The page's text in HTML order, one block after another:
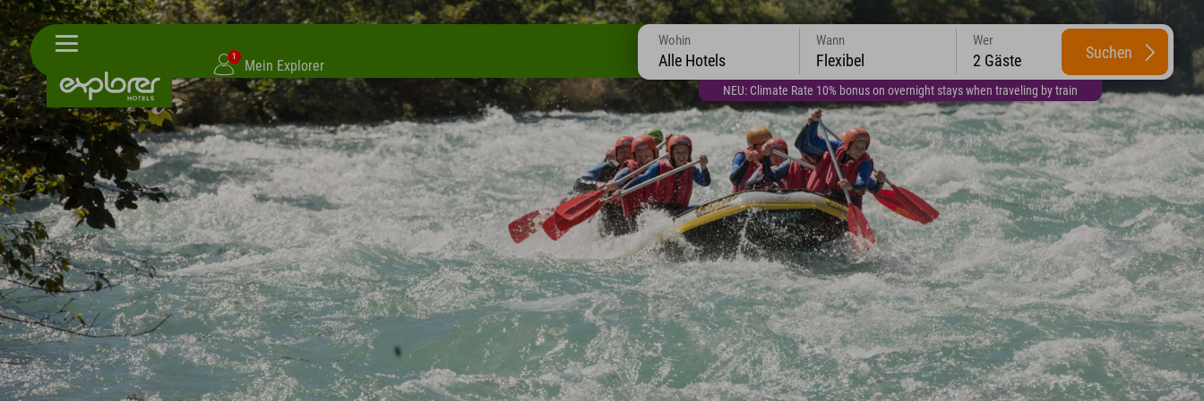
1
Mein Explorer
NEU: Climate Rate 10% bonus on overnight stays when traveling by train
Wohin
Alle Hotels
Wann
Flexibel
Wer
2 Gäste Suchen